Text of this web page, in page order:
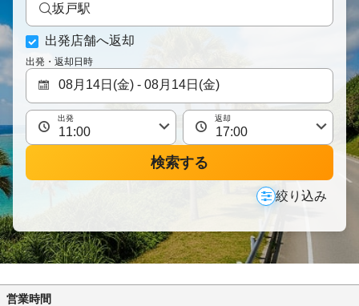
坂戸駅
出発店舗へ返却
出発・返却日時
出発 返却
検索する
絞り込み
営業時間